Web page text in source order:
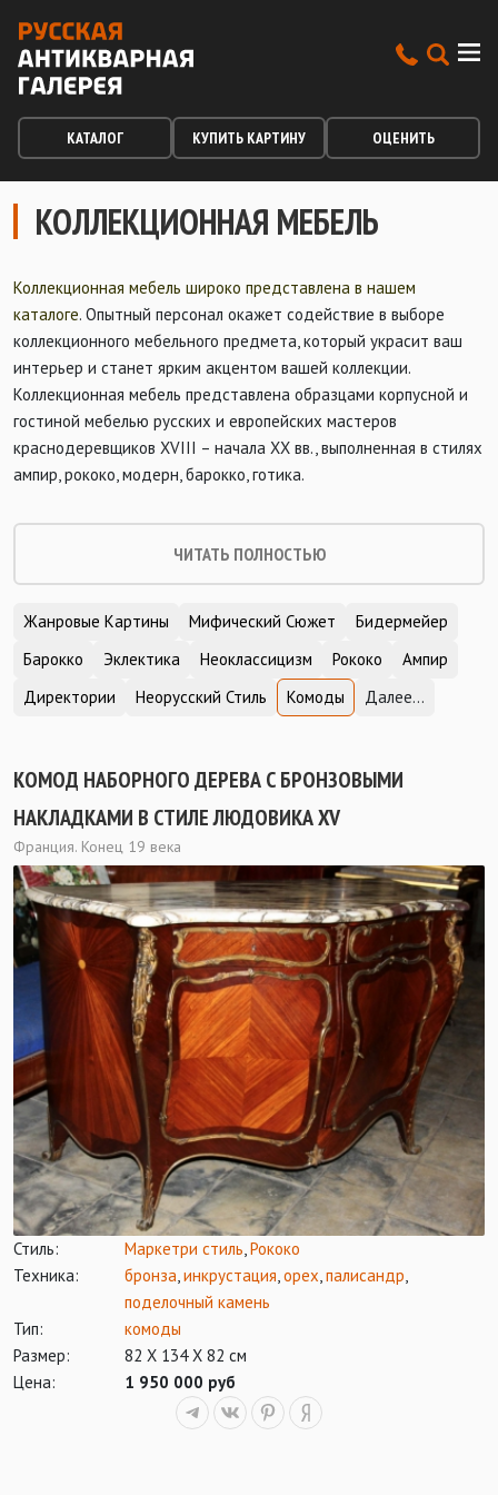
КАТАЛОГ КУПИТЬ КАРТИНУ ОЦЕНИТЬ
КОЛЛЕКЦИОННАЯ МЕБЕЛЬ
Коллекционная мебель широко представлена в нашем
каталоге. Опытный персонал окажет содействие в выборе
коллекционного мебельного предмета, который украсит ваш
интерьер и станет ярким акцентом вашей коллекции.
Коллекционная мебель представлена образцами корпусной и
гостиной мебелью русских и европейских мастеров
краснодеревщиков XVIII – начала XX вв., выполненная в стилях
ампир, рококо, модерн, барокко, готика.
ЧИТАТЬ ПОЛНОСТЬЮ
Жанровые Картины Мифический Сюжет
Бидермейер
Барокко
Эклектика Неоклассицизм Рококо
Ампир
Директории
Неорусский Стиль Комоды Далее...
КОМОД НАБОРНОГО ДЕРЕВА С БРОНЗОВЫМИ
НАКЛАДКАМИ В СТИЛЕ ЛЮДОВИКА XV
Франция. Конец 19 века
Стиль: Маркетри стиль,Рококо
Техника:
бронза,инкрустация,орех,палисандр,
поделочный камень
Тип:
комоды
Размер:
82 Х 134 Х 82 см
Цена:
1 950 000 руб